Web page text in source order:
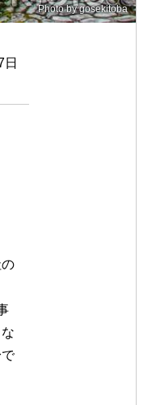
Photo bygosekitoba